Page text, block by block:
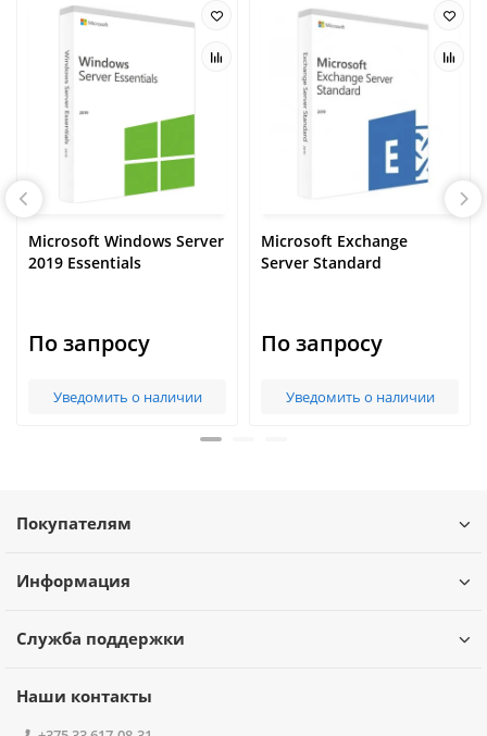
Microsoft Windows Server
2019 Essentials
По запросу
Уведомить о наличии
Microsoft Exchange
Server Standard
По запросу
Уведомить о наличии
Покупателям
Информация
Служба поддержки
Наши контакты